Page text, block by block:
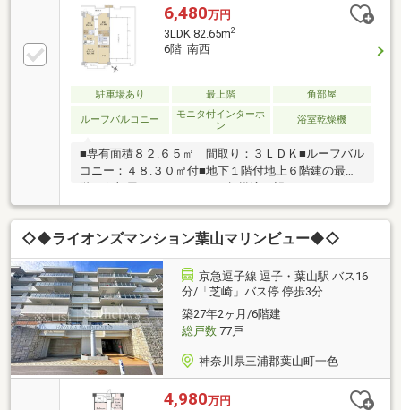
トな時間をゆったりとお過ごしいただけます。約12.77
平米の広々としたバルコニーからは、葉山の豊かな緑
と海を同時に望むグリーンビュー＆オーシャンビュー
をお楽しみいただけます。間取りは専有面積80.01平米
のゆとりある2LDK。約21.2帖の広々としたLDKは、ご
家族でくつろぐメインスペースとして十分な広さを確
6,480万円
3LDK 82.65m2
6階 南西
駐車場あり 最上階 角部屋
ルーフバルコニー
モニタ付インターホ
ン
浴室乾燥機
■専有面積８２.６５㎡ 間取り：３ＬＤＫ■ルーフバル
コニー：４８.３０㎡付■地下１階付地上６階建の最上
階・角部屋■バルコニーから相模湾が望めます。■ペッ
ト飼育可（規約による制限あり）■ウォークインクロ
ーゼットなど豊富な収納
◇◆ライオンズマンション葉山マリンビュー◆◇
京急逗子線 逗子・葉山駅 バス16
分/「芝崎」バス停 停歩3分
築27年2ヶ月/6階建
総戸数77戸
神奈川県三浦郡葉山町一色
4,980万円